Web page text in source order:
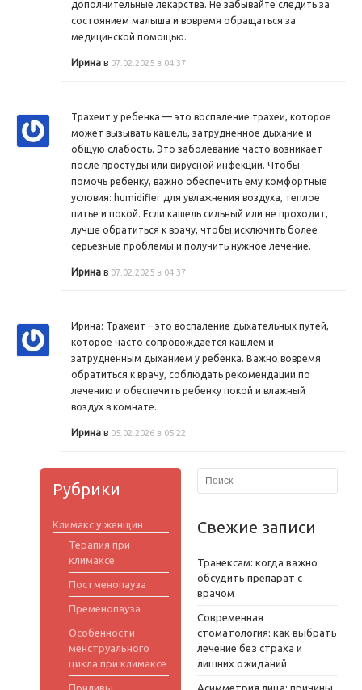
дополнительные лекарства. Не забывайте следить за
состоянием малыша и вовремя обращаться за
медицинской помощью.
Ирина в 07.02.2025 в 04:37
Трахеит у ребенка — это воспаление трахеи, которое
может вызывать кашель, затрудненное дыхание и
общую слабость. Это заболевание часто возникает
после простуды или вирусной инфекции. Чтобы
помочь ребенку, важно обеспечить ему комфортные
условия: humidifier для увлажнения воздуха, теплое
питье и покой. Если кашель сильный или не проходит,
лучше обратиться к врачу, чтобы исключить более
серьезные проблемы и получить нужное лечение.
Ирина в 07.02.2025 в 04:37
Ирина: Трахеит – это воспаление дыхательных путей,
которое часто сопровождается кашлем и
затрудненным дыханием у ребенка. Важно вовремя
обратиться к врачу, соблюдать рекомендации по
лечению и обеспечить ребенку покой и влажный
воздух в комнате.
Ирина в 05.02.2026 в 05:22
Рубрики
Климакс у женщин
Терапия при
климаксе
Постменопауза
Пременопауза
Особенности
менструального
цикла при климаксе
Свежие записи
Транексам: когда важно
обсудить препарат с
врачом
Современная
стоматология: как выбрать
лечение без страха и
лишних ожиданий